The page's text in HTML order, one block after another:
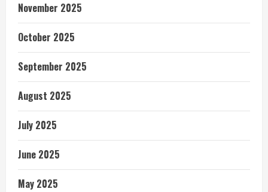
November 2025
October 2025
September 2025
August 2025
July 2025
June 2025
May 2025